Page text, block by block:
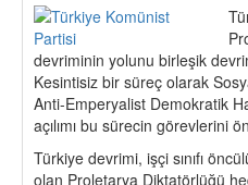
devriminin yolunu birleşik
Kesintisiz bir süreç olarak
Anti-Emperyalist Demokratik
açılımı bu sürecin görevlerini
Türkiye devrimi, işçi sınıfı
olan Proletarya Diktatörlüğü